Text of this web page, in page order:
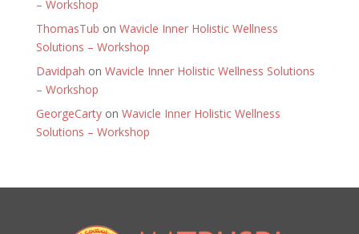
– Workshop
ThomasTub on Wavicle Inner Holistic Wellness
Solutions – Workshop
Davidpah on Wavicle Inner Holistic Wellness Solutions
– Workshop
GeorgeCartyon Wavicle Inner Holistic Wellness
Solutions – Workshop